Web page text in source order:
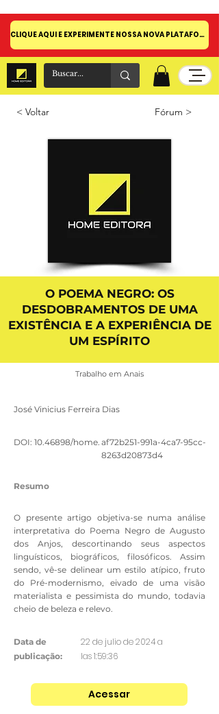
CLIQUE AQUI E EXPERIMENTE NOSSA NOVA PLATAFORMA!
< Voltar Fórum >
O POEMA NEGRO: OS
DESDOBRAMENTOS DE UMA
EXISTÊNCIA E A EXPERIÊNCIA DE
UM ESPÍRITO
Trabalho em Anais
José Vinicius Ferreira Dias
DOI: 10.46898/home. af72b251-991a-4ca7-95cc-
8263d20873d4
Resumo
O presente artigo objetiva-se numa análise
interpretativa do Poema Negro de Augusto
dos Anjos, descortinando seus aspectos
linguísticos, biográficos, filosóficos. Assim
sendo, vê-se delinear um estilo atípico, fruto
do Pré-modernismo, eivado de uma visão
materialista e pessimista do mundo, todavia
cheio de beleza e relevo.
Data de
publicação:
22 de julio de 2024 a
las 1:59:36
Acessar